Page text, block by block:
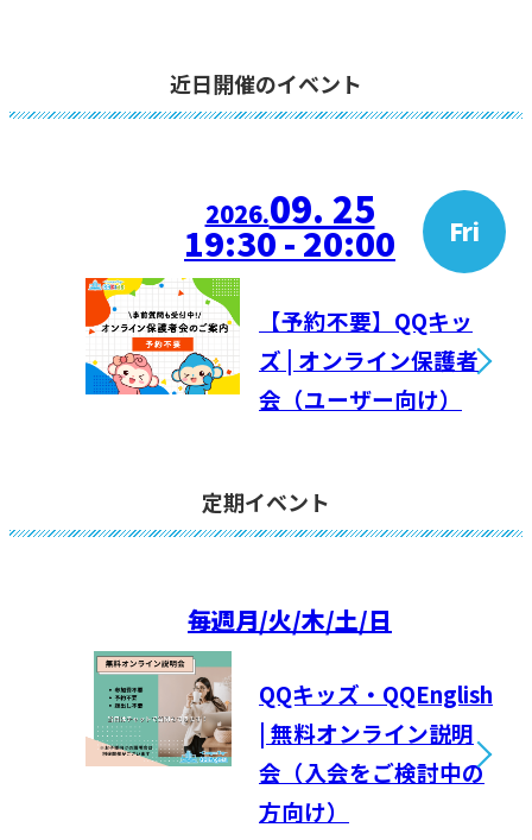
近日開催のイベント
2026.09. 25 Fri
19:30 - 20:00
【予約不要】QQキッ
ズ | オンライン保護者
会（ユーザー向け）
定期イベント
毎週月/火/木/土/日
QQキッズ・QQEnglish
| 無料オンライン説明
会（入会をご検討中の
方向け）